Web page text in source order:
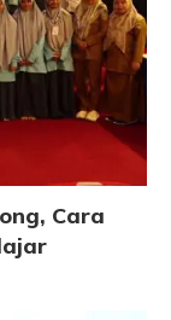
Cara